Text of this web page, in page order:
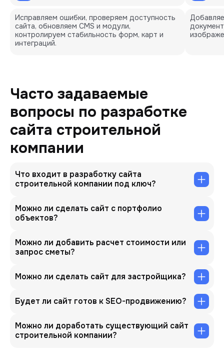
Исправляем ошибки, проверяем доступность
сайта, обновляем CMS и модули,
контролируем стабильность форм, карт и
интеграций.
Часто задаваемые
вопросы по разработке
сайта строительной
компании
Что входит в разработку сайта
строительной компании под ключ?
Можно ли сделать сайт с портфолио
объектов?
Можно ли добавить расчет стоимости или
запрос сметы?
Можно ли сделать сайт для застройщика?
Будет ли сайт готов к SEO-продвижению?
Можно ли доработать существующий сайт
строительной компании?